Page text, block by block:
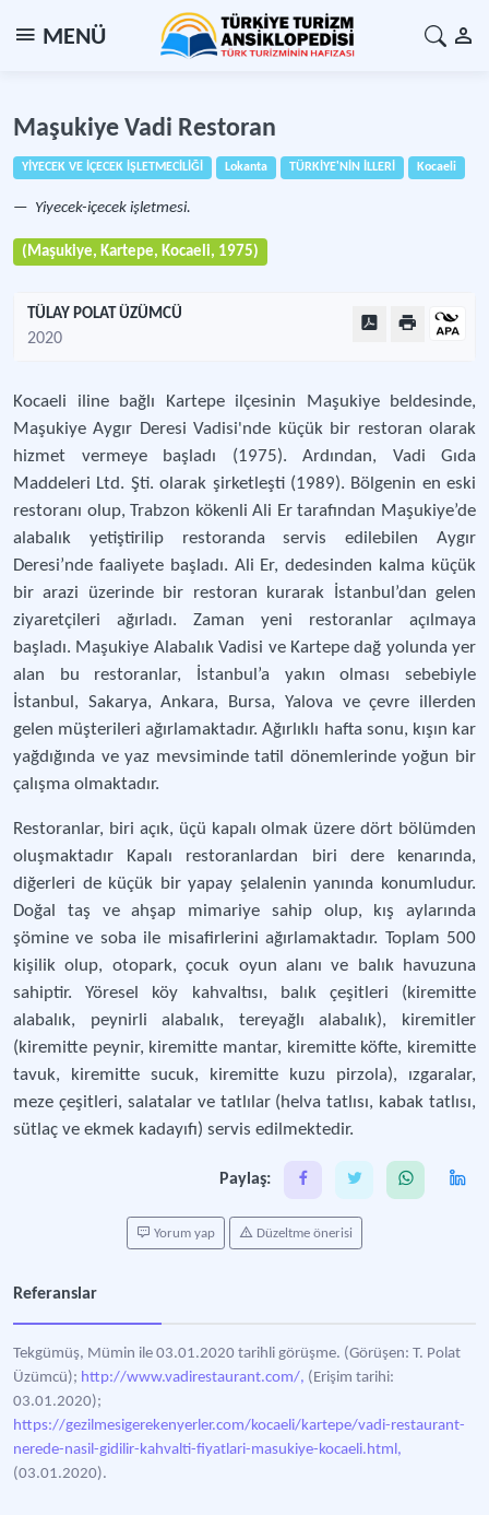
MENÜ
Maşukiye Vadi Restoran
YİYECEK VE İÇECEK İŞLETMECİLİĞİ Lokanta TÜRKİYE'NİN İLLERİ Kocaeli
Yiyecek-içecek işletmesi.
(Maşukiye, Kartepe, Kocaeli, 1975)
TÜLAY POLAT ÜZÜMCÜ
2020
Kocaeli iline bağlı Kartepe ilçesinin Maşukiye beldesinde,
Maşukiye Aygır Deresi Vadisi'nde küçük bir restoran olarak
hizmet vermeye başladı (1975). Ardından, Vadi Gıda
Maddeleri Ltd. Şti. olarak şirketleşti (1989). Bölgenin en eski
restoranı olup, Trabzon kökenli Ali Er tarafından Maşukiye’de
alabalık yetiştirilip restoranda servis edilebilen Aygır
Deresi’nde faaliyete başladı. Ali Er, dedesinden kalma küçük
bir arazi üzerinde bir restoran kurarak İstanbul’dan gelen
ziyaretçileri ağırladı. Zaman yeni restoranlar açılmaya
başladı. Maşukiye Alabalık Vadisi ve Kartepe dağ yolunda yer
alan bu restoranlar, İstanbul’a yakın olması sebebiyle
İstanbul, Sakarya, Ankara, Bursa, Yalova ve çevre illerden
gelen müşterileri ağırlamaktadır. Ağırlıklı hafta sonu, kışın kar
yağdığında ve yaz mevsiminde tatil dönemlerinde yoğun bir
çalışma olmaktadır.
Restoranlar, biri açık, üçü kapalı olmak üzere dört bölümden
oluşmaktadır Kapalı restoranlardan biri dere kenarında,
diğerleri de küçük bir yapay şelalenin yanında konumludur.
Doğal taş ve ahşap mimariye sahip olup, kış aylarında
şömine ve soba ile misafirlerini ağırlamaktadır. Toplam 500
kişilik olup, otopark, çocuk oyun alanı ve balık havuzuna
sahiptir. Yöresel köy kahvaltısı, balık çeşitleri (kiremitte
alabalık, peynirli alabalık, tereyağlı alabalık), kiremitler
(kiremitte peynir, kiremitte mantar, kiremitte köfte, kiremitte
tavuk, kiremitte sucuk, kiremitte kuzu pirzola), ızgaralar,
meze çeşitleri, salatalar ve tatlılar (helva tatlısı, kabak tatlısı,
sütlaç ve ekmek kadayıfı) servis edilmektedir.
Paylaş:
Yorum yap Düzeltme önerisi
Referanslar
Tekgümüş, Mümin ile 03.01.2020 tarihli görüşme. (Görüşen: T. Polat
Üzümcü); http://www.vadirestaurant.com/, (Erişim tarihi:
03.01.2020);
https://gezilmesigerekenyerler.com/kocaeli/kartepe/vadi-restaurant-
nerede-nasil-gidilir-kahvalti-fiyatlari-masukiye-kocaeli.html,
(03.01.2020).